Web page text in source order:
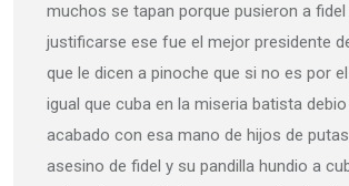
muchos se tapan porque pusieron a fidel
justificarse ese fue el mejor presidente
que le dicen a pinoche que si no es por
igual que cuba en la miseria batista
acabado con esa mano de hijos de putas
asesino de fidel y su pandilla hundio a